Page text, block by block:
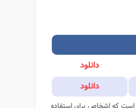
دانلود
دانلود